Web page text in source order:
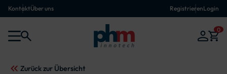
KontaktÜber uns RegistrierenLogin
0
Zurück zur Übersicht